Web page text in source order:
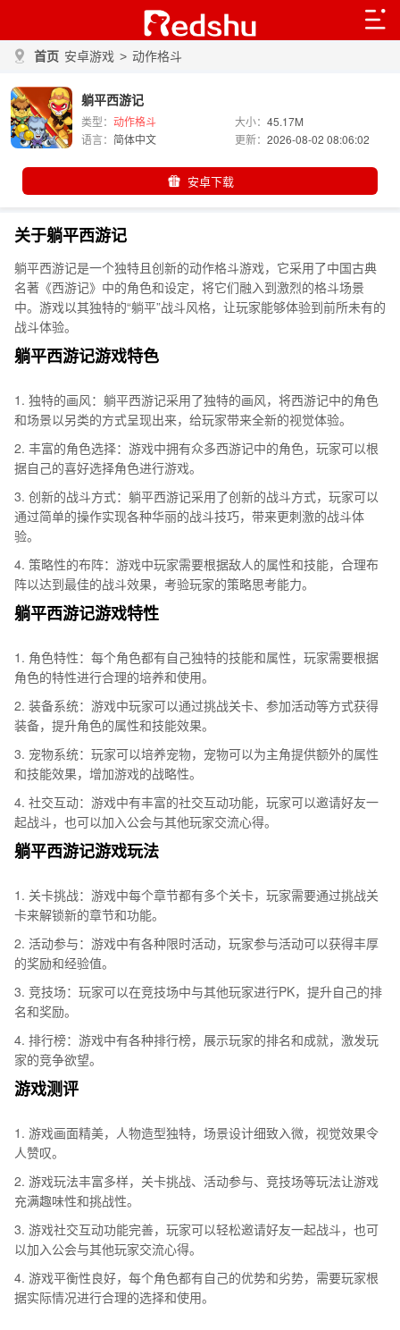
首页 安卓游戏 > 动作格斗
躺平西游记
类型： 动作格斗 大小：45.17M
语言： 简体中文 更新：2026-08-02 08:06:02
安卓下载
关于躺平西游记
躺平西游记是一个独特且创新的动作格斗游戏，它采用了中国古典
名著《西游记》中的角色和设定，将它们融入到激烈的格斗场景
中。游戏以其独特的“躺平”战斗风格，让玩家能够体验到前所未有的
战斗体验。
躺平西游记游戏特色
1. 独特的画风：躺平西游记采用了独特的画风，将西游记中的角色
和场景以另类的方式呈现出来，给玩家带来全新的视觉体验。
2. 丰富的角色选择：游戏中拥有众多西游记中的角色，玩家可以根
据自己的喜好选择角色进行游戏。
3. 创新的战斗方式：躺平西游记采用了创新的战斗方式，玩家可以
通过简单的操作实现各种华丽的战斗技巧，带来更刺激的战斗体
验。
4. 策略性的布阵：游戏中玩家需要根据敌人的属性和技能，合理布
阵以达到最佳的战斗效果，考验玩家的策略思考能力。
躺平西游记游戏特性
1. 角色特性：每个角色都有自己独特的技能和属性，玩家需要根据
角色的特性进行合理的培养和使用。
2. 装备系统：游戏中玩家可以通过挑战关卡、参加活动等方式获得
装备，提升角色的属性和技能效果。
3. 宠物系统：玩家可以培养宠物，宠物可以为主角提供额外的属性
和技能效果，增加游戏的战略性。
4. 社交互动：游戏中有丰富的社交互动功能，玩家可以邀请好友一
起战斗，也可以加入公会与其他玩家交流心得。
躺平西游记游戏玩法
1. 关卡挑战：游戏中每个章节都有多个关卡，玩家需要通过挑战关
卡来解锁新的章节和功能。
2. 活动参与：游戏中有各种限时活动，玩家参与活动可以获得丰厚
的奖励和经验值。
3. 竞技场：玩家可以在竞技场中与其他玩家进行PK，提升自己的排
名和奖励。
4. 排行榜：游戏中有各种排行榜，展示玩家的排名和成就，激发玩
家的竞争欲望。
游戏测评
1. 游戏画面精美，人物造型独特，场景设计细致入微，视觉效果令
人赞叹。
2. 游戏玩法丰富多样，关卡挑战、活动参与、竞技场等玩法让游戏
充满趣味性和挑战性。
3. 游戏社交互动功能完善，玩家可以轻松邀请好友一起战斗，也可
以加入公会与其他玩家交流心得。
4. 游戏平衡性良好，每个角色都有自己的优势和劣势，需要玩家根
据实际情况进行合理的选择和使用。